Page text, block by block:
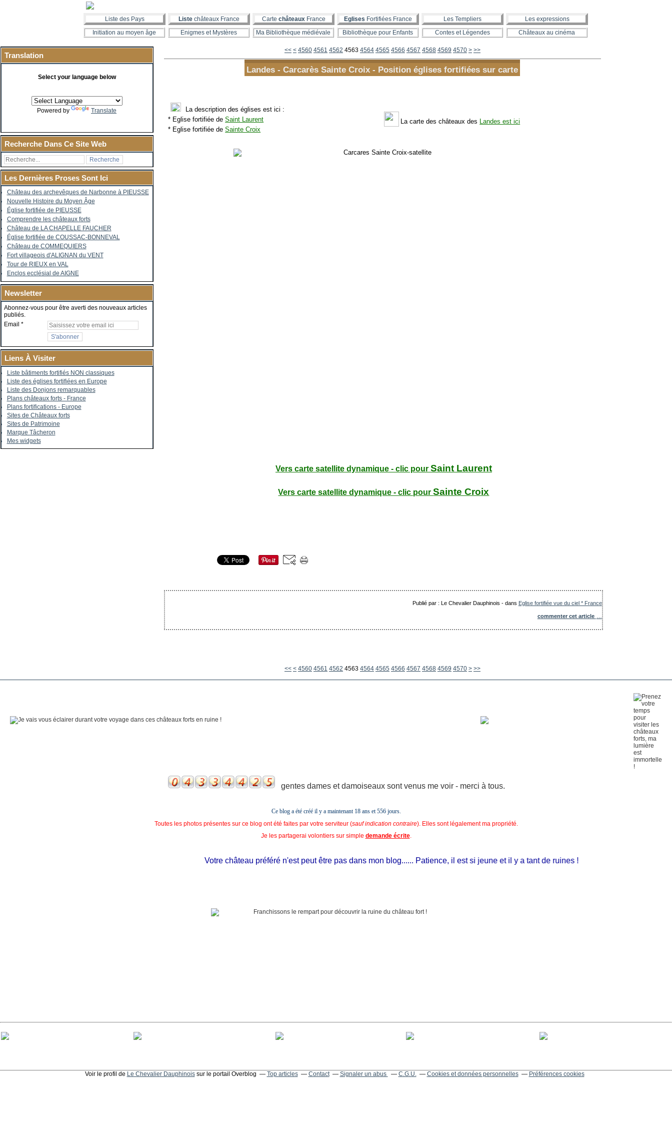
Liste des Pays Liste châteaux France Carte châteauxFrance Eglises Fortifiées France Les Templiers
Les expressions
Initiation au moyen âge
Enigmes et Mystères Ma Bibliothèque médiévale Bibliothèque pour Enfants Contes et Légendes Châteaux au cinéma
Translation
Select your language below
Powered by Translate
Recherche Dans Ce Site Web
Les Dernières Proses Sont Ici
Château des archevêques de Narbonne à PIEUSSE
Nouvelle Histoire du Moyen Âge
Église fortifiée de PIEUSSE
Comprendre les châteaux forts
Château de LA CHAPELLE FAUCHER
Église fortifiée de COUSSAC-BONNEVAL
Château de COMMEQUIERS
Fort villageois d'ALIGNAN du VENT
Tour de RIEUX en VAL
Enclos ecclésial de AIGNE
Newsletter
Abonnez-vous pour être averti des nouveaux articles
publiés.
Email
Liens À Visiter
Liste bâtiments fortifiés NON classiques
Liste des églises fortifiées en Europe
Liste des Donjons remarquables
Plans châteaux forts - France
Plans fortifications - Europe
Sites de Châteaux forts
Sites de Patrimoine
Marque Tâcheron
Mes widgets
<< < 4500
4510
4520
4530
4540
4550
4560 4561 4562 4563 4564 4565 4566 4567 4568 4569 4570 4580
4590
4600
4700
4800
4900
5000
5100
5200
5300
5400
5500
5600
> >>
Landes - Carcarès Sainte Croix - Position églises fortifiées sur carte
La description des églises est ici :
* Eglise fortifiée deSaint Laurent
* Eglise fortifiée deSainte Croix
La carte des châteaux des Landes est ici
Vers carte satellite dynamique - clic pour Saint Laurent
Vers carte satellite dynamique - clic pourSainte Croix
Publié par : Le Chevalier Dauphinois -dans Eglise fortifiée vue du ciel * France
commenter cet article
<< < 4500
4510
4520
4530
4540
4550
4560 4561 4562 4563 4564 4565 4566 4567 4568 4569 4570 4580
4590
4600
4700
4800
4900
5000
5100
5200
5300
5400
5500
5600
> >>
gentes dames et damoiseaux sont venus me voir - merci à tous.
Ce blog a été créé il y a maintenant 18 ans et556 jours.
Toutes les photos présentes sur ce blog ont été faites par votre serviteur (sauf indication contraire). Elles sont légalement ma propriété.
Je les partagerai volontiers sur simple demande écrite.
Votre château préféré n'est peut être pas dans mon blog...... Patience, il est si jeune et il y a tant de ruines !
Voir le profil de Le Chevalier Dauphinoissur le portail Overblog Top articles Contact Signaler un abus C.G.U. Cookies et données personnelles Préférences cookies